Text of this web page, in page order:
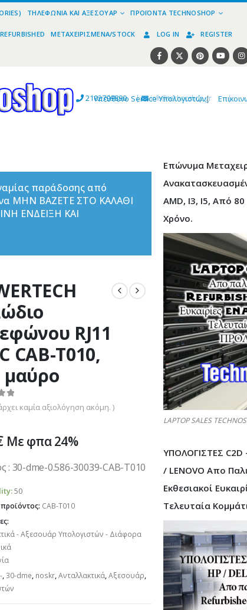
ΤΗΛΕΦΩΝΊΑ ΚΑΙ ΑΞΕΣΟΥΆΡ ΠΡΟΪΌΝΤΑ TECHNOSHOP
REFURBISHED ΜΕΤΑΧΕΙΡΙΣΜΈΝΑ/STOCK LOG IN REGISTER
2102799890 | info@technoshop,gr |
Υπεύθυνο Service Υπολογιστών|
παράδοσης από
ΜΗΝ ΒΑΖΕΤΕ ΣΤΟ ΚΑΛΑΘΙ
ΕΝΔΕΙΞΗ ΚΑΙ
RJ11
CAB-T010,
μαύρο
καμία αξιολόγηση ακόμη. )
Με φπα 24%
: 30-dme-0.586-30039-CAB-T010
50
CAB-T010
- Αξεσουάρ Υπολογιστών - Διάφορα
-,30-dme, noskr,Ανταλλακτικά,Αξεσουάρ,
Επώνυμα
AMD, I3, I5, Από
Χρόνο.
LAPTOP SALES
ΥΠΟΛΟΓΙΣΤΕΣ C2D
/ LENOVO Απο
Εκθεσιακοί
Τελευταία